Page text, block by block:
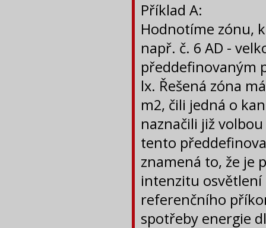
Příklad A:
Hodnotíme zónu,
např. č. 6 AD -
předdefinovaným
lx. Řešená zóna
m2, čili jedná o
naznačili již
tento
znamená to, že je
intenzitu osvětlení
referenčního
spotřeby energie